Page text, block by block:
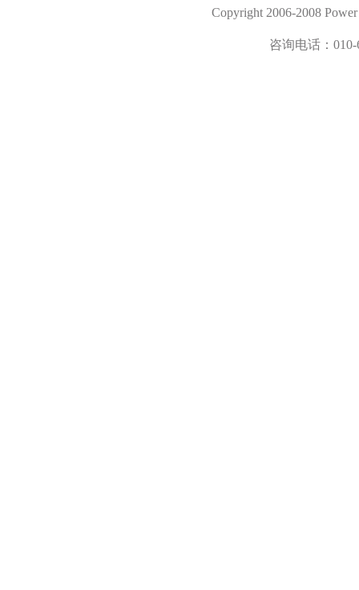
Copyright 2006-2008
咨询电话：